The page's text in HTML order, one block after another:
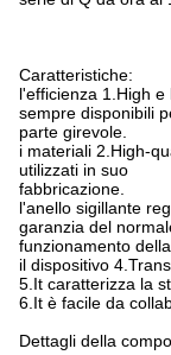
Caratteristiche:
l'efficienza 1.High
sempre disponibili
parte girevole.
i materiali 2.High-
utilizzati in suo
fabbricazione.
l'anello sigillante
garanzia del
funzionamento
il dispositivo
5.It caratterizza la
6.It è facile da
Dettagli della